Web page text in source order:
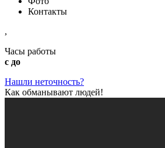
Контакты
,
Часы работы
с до
Нашли неточность?
Как обманывают людей!